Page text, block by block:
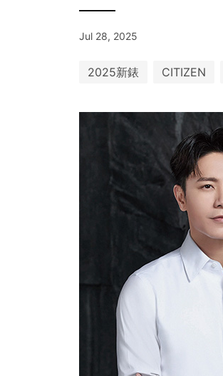
Jul 28, 2025
2025新錶 CITIZEN